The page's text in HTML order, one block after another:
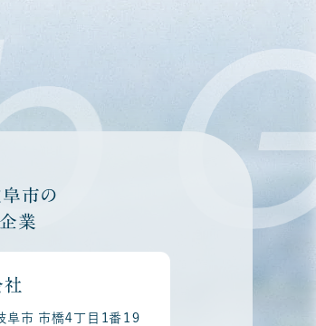
市の
業
市 市橋４丁目１番１９